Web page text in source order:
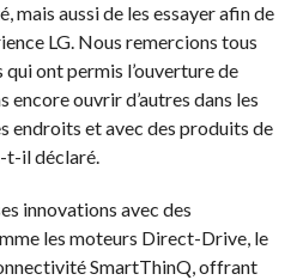
mais aussi de les essayer afin de
LG. Nous remercions tous
ont permis l’ouverture de
ouvrir d’autres dans les
endroits et avec des produits de
t-il déclaré.
innovations avec des
les moteurs Direct-Drive, le
SmartThinQ, offrant